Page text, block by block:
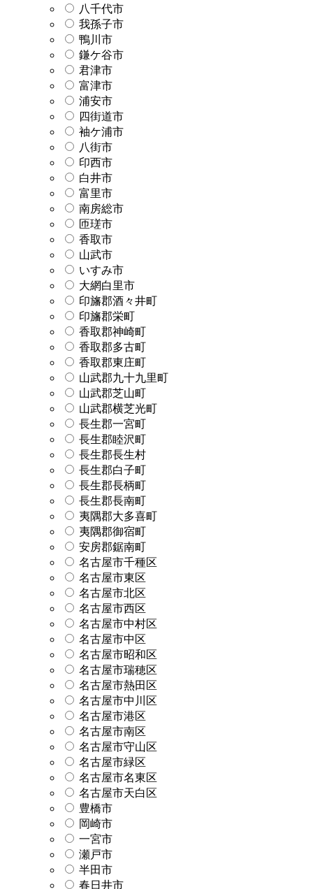
八千代市
我孫子市
鴨川市
鎌ケ谷市
君津市
富津市
浦安市
四街道市
袖ケ浦市
八街市
印西市
白井市
富里市
南房総市
匝瑳市
香取市
山武市
いすみ市
大網白里市
印旛郡酒々井町
印旛郡栄町
香取郡神崎町
香取郡多古町
香取郡東庄町
山武郡九十九里町
山武郡芝山町
山武郡横芝光町
長生郡一宮町
長生郡睦沢町
長生郡長生村
長生郡白子町
長生郡長柄町
長生郡長南町
夷隅郡大多喜町
夷隅郡御宿町
安房郡鋸南町
名古屋市千種区
名古屋市東区
名古屋市北区
名古屋市西区
名古屋市中村区
名古屋市中区
名古屋市昭和区
名古屋市瑞穂区
名古屋市熱田区
名古屋市中川区
名古屋市港区
名古屋市南区
名古屋市守山区
名古屋市緑区
名古屋市名東区
名古屋市天白区
豊橋市
岡崎市
一宮市
瀬戸市
半田市
春日井市